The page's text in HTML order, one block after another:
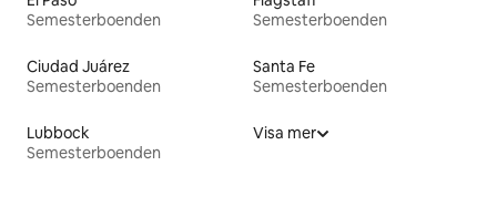
Semesterboenden
Semesterboenden
Ciudad Juárez
Semesterboenden
Santa Fe
Semesterboenden
Lubbock
Semesterboenden
Visa mer